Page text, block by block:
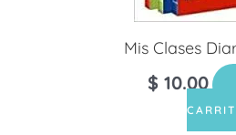
Mis Clases
$ 10.00